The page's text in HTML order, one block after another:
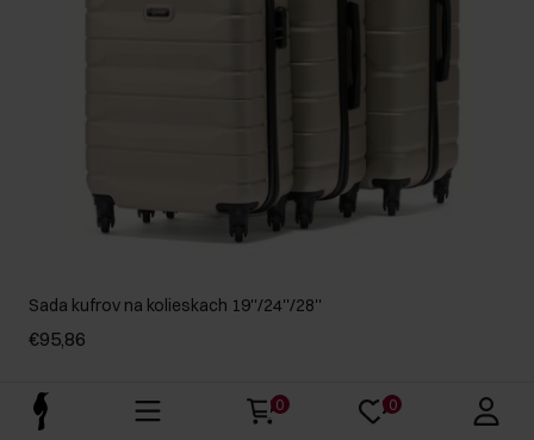
Sada kufrov na kolieskach 19''/24''/28''
€95,86
0 0